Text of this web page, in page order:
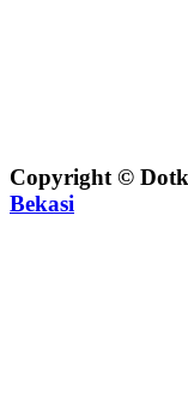
Copyright ©
Bekasi